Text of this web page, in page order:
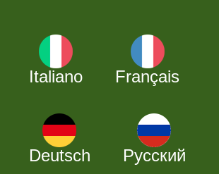
Italiano Français
Deutsch Русский